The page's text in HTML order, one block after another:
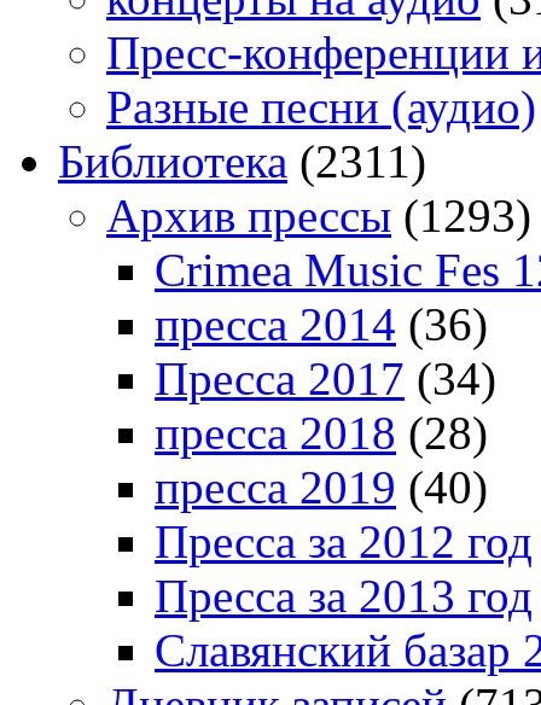
Пресс-конференции
Разные песни (аудио)
Библиотека (2311)
Архив прессы (1293)
Crimea Music Fes
пресса 2014 (36)
Пресса 2017 (34)
пресса 2018 (28)
пресса 2019 (40)
Пресса за 2012 год
Пресса за 2013 год
Славянский базар